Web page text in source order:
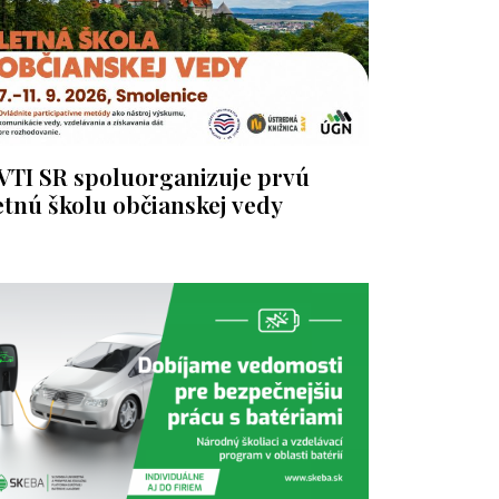
SR spoluorganizuje prvú
školu občianskej vedy